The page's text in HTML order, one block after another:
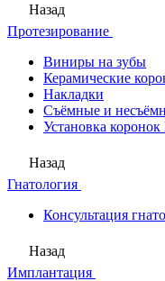
Назад
Протезирование
Виниры на зубы
Керамические
Накладки
Съёмные и
Установка
Назад
Гнатология
Консультация
Назад
Имплантация